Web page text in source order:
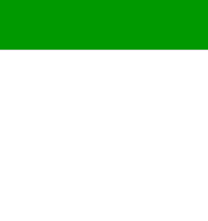
contenido